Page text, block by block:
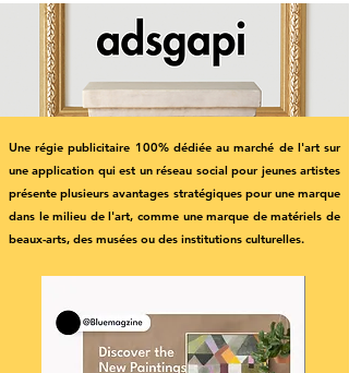
Une régie publicitaire 100% dédiée au marché de l'art sur
une application qui est un réseau social pour jeunes artistes
présente plusieurs avantages stratégiques pour une marque
dans le milieu de l'art, comme une marque de matériels de
beaux-arts, des musées ou des institutions culturelles.